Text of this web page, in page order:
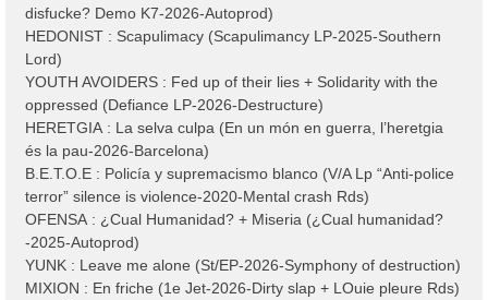
disfucke? Demo K7-2026-Autoprod)
HEDONIST : Scapulimacy (Scapulimancy LP-2025-Southern
Lord)
YOUTH AVOIDERS : Fed up of their lies + Solidarity with the
oppressed (Defiance LP-2026-Destructure)
HERETGIA : La selva culpa (En un món en guerra, l’heretgia
és la pau-2026-Barcelona)
B.E.T.O.E : Policía y supremacismo blanco (V/A Lp “Anti-police
terror” silence is violence-2020-Mental crash Rds)
OFENSA : ¿Cual Humanidad? + Miseria (¿Cual humanidad?
-2025-Autoprod)
YUNK : Leave me alone (St/EP-2026-Symphony of destruction)
MIXION : En friche (1e Jet-2026-Dirty slap + LOuie pleure Rds)